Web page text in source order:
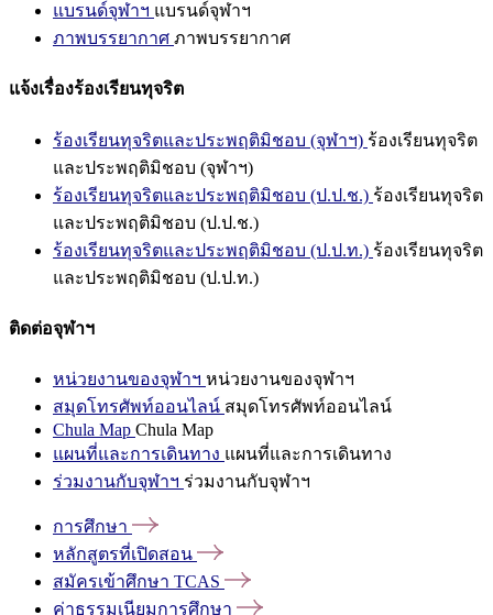
แบรนด์จุฬาฯ แบรนด์จุฬาฯ
ภาพบรรยากาศ ภาพบรรยากาศ
แจ้งเรื่องร้องเรียนทุจริต
ร้องเรียนทุจริตและประพฤติมิชอบ (จุฬาฯ) ร้องเรียนทุจริต
และประพฤติมิชอบ (จุฬาฯ)
ร้องเรียนทุจริตและประพฤติมิชอบ (ป.ป.ช.) ร้องเรียนทุจริต
และประพฤติมิชอบ (ป.ป.ช.)
ร้องเรียนทุจริตและประพฤติมิชอบ (ป.ป.ท.) ร้องเรียนทุจริต
และประพฤติมิชอบ (ป.ป.ท.)
ติดต่อจุฬาฯ
หน่วยงานของจุฬาฯ หน่วยงานของจุฬาฯ
สมุดโทรศัพท์ออนไลน์ สมุดโทรศัพท์ออนไลน์
Chula Map Chula Map
แผนที่และการเดินทาง แผนที่และการเดินทาง
ร่วมงานกับจุฬาฯ ร่วมงานกับจุฬาฯ
การศึกษา
หลักสูตรที่เปิดสอน
สมัครเข้าศึกษา TCAS
ค่าธรรมเนียมการศึกษา